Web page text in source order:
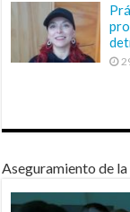
Aseguramiento de